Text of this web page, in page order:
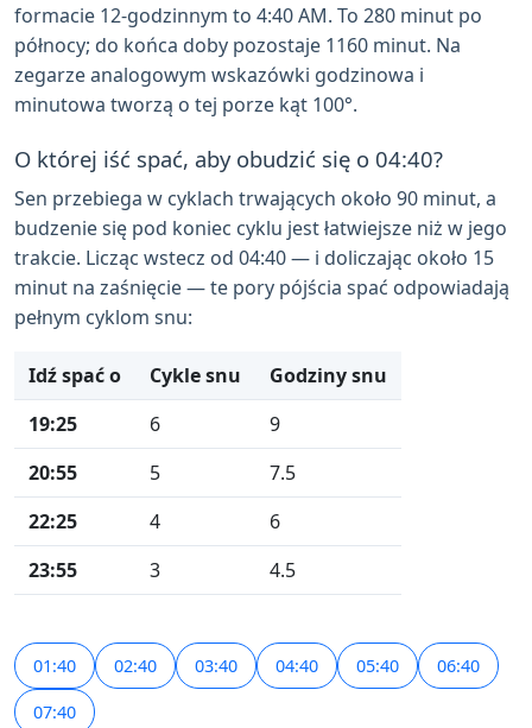
formacie 12-godzinnym to 4:40 AM. To 280 minut po
północy; do końca doby pozostaje 1160 minut. Na
zegarze analogowym wskazówki godzinowa i
minutowa tworzą o tej porze kąt 100°.
O której iść spać, aby obudzić się o 04:40?
Sen przebiega w cyklach trwających około 90 minut, a
budzenie się pod koniec cyklu jest łatwiejsze niż w jego
trakcie. Licząc wstecz od 04:40 — i doliczając około 15
minut na zaśnięcie — te pory pójścia spać odpowiadają
pełnym cyklom snu:
Idź spać o Cykle snu
Godziny snu
19:25
6
9
20:55
5
7.5
22:25
4
6
23:55
3 4.5
01:40 02:40 03:40 04:40 05:40 06:40
07:40